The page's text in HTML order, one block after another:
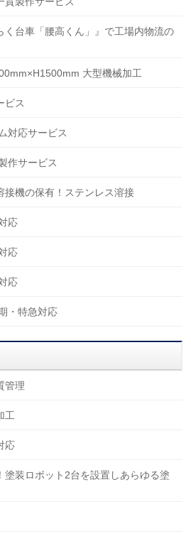
く台車「腰高くん」』で工場内物流の
大型機械加工
ビス
対応サービス
作サービス
接機の保有！ステンレス溶接
応
応
応
・特急対応
管理
工
応
塗装ロボット2台を設置しあらゆる塗